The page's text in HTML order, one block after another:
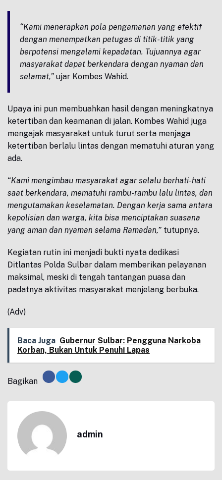
“Kami menerapkan pola pengamanan yang efektif
dengan menempatkan petugas di titik-titik yang
berpotensi mengalami kepadatan. Tujuannya agar
masyarakat dapat berkendara dengan nyaman dan
selamat,” ujar Kombes Wahid.
Upaya ini pun membuahkan hasil dengan meningkatnya
ketertiban dan keamanan di jalan. Kombes Wahid juga
mengajak masyarakat untuk turut serta menjaga
ketertiban berlalu lintas dengan mematuhi aturan yang
ada.
“Kami mengimbau masyarakat agar selalu berhati-hati
saat berkendara, mematuhi rambu-rambu lalu lintas, dan
mengutamakan keselamatan. Dengan kerja sama antara
kepolisian dan warga, kita bisa menciptakan suasana
yang aman dan nyaman selama Ramadan,” tutupnya.
Kegiatan rutin ini menjadi bukti nyata dedikasi
Ditlantas Polda Sulbar dalam memberikan pelayanan
maksimal, meski di tengah tantangan puasa dan
padatnya aktivitas masyarakat menjelang berbuka.
(Adv)
Baca Juga Gubernur Sulbar: Pengguna Narkoba
Korban, Bukan Untuk Penuhi Lapas
Bagikan
admin